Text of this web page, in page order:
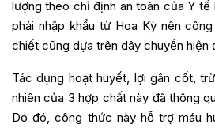
lượng theo chỉ định an toàn của Y tế
phải nhập khẩu từ Hoa Kỳ nên
chiết cũng dựa trên dây chuyền hiện
Tác dụng hoạt huyết, lợi gân cốt,
nhiên của 3 hợp chất này đã thông
Do đó, công thức này hỗ trợ máu